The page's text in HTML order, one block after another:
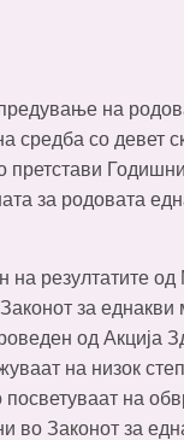
на
средба со девет
претстави
за родовата
на резултатите од
за еднакви
од Акција
на низок
на
во Законот за